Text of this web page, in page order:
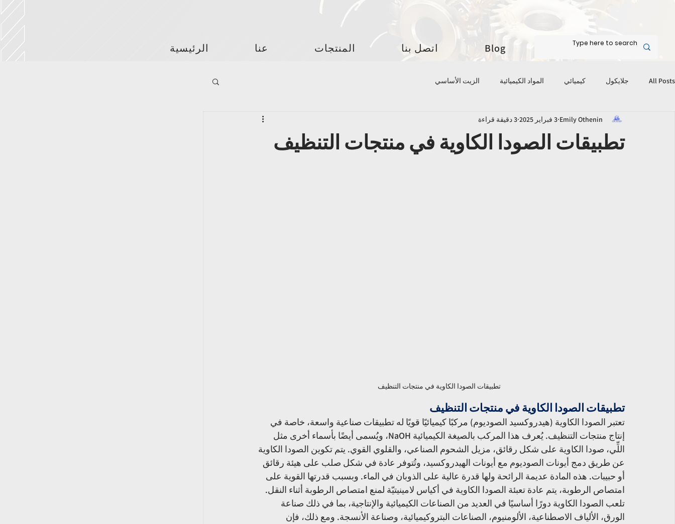
الرئيسية عنا المنتجات اتصل بنا Blog
All Posts جلايكول كيميائي المواد الكيميائية الزيت الأساسي
تطبيقات الصودا الكاوية في منتجات التنظيف
Emily Othenin 3 فبراير 2025 3 دقيقة قراءة
تطبيقات الصودا الكاوية في منتجات التنظيف
تطبيقات الصودا الكاوية في منتجات التنظيف
تعتبر الصودا الكاوية (هيدروكسيد الصوديوم) مركبًا كيميائيًا قويًا له تطبيقات صناعية واسعة، خاصة في
إنتاج منتجات التنظيف. يُعرف هذا المركب بالصيغة الكيميائية NaOH، ويُسمى أيضًا بأسماء أخرى مثل
اللِّي، صودا الكاوية على شكل رقائق، مزيل الشحوم الصناعي، والقلوي القوي. يتم تكوين الصودا الكاوية
عن طريق دمج أيونات الصوديوم مع أيونات الهيدروكسيد، وتُتوفر عادة في شكل صلب على هيئة رقائق
أو حبيبات. هذه المادة عديمة الرائحة ولها قدرة عالية على الذوبان في الماء. وبسبب قدرتها القوية على
امتصاص الرطوبة، يتم عادة تعبئة الصودا الكاوية في أكياس لامينيتيّة لمنع امتصاص الرطوبة أثناء النقل.
تلعب الصودا الكاوية دورًا أساسيًا في العديد من الصناعات الكيميائية والإنتاجية، بما في ذلك صناعة
الورق، الألياف الاصطناعية، الألومنيوم، الصناعات البتروكيميائية، وصناعة الأنسجة. ومع ذلك، فإن